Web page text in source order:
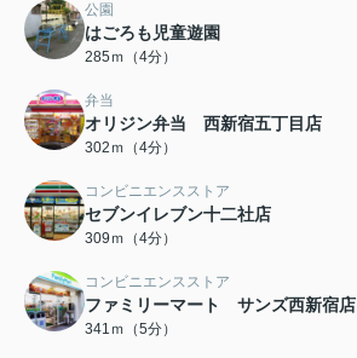
公園
はごろも児童遊園
285ｍ（4分）
弁当
オリジン弁当 西新宿五丁目店
302ｍ（4分）
コンビニエンスストア
セブンイレブン十二社店
309ｍ（4分）
コンビニエンスストア
ファミリーマート サンズ西新宿店
341ｍ（5分）